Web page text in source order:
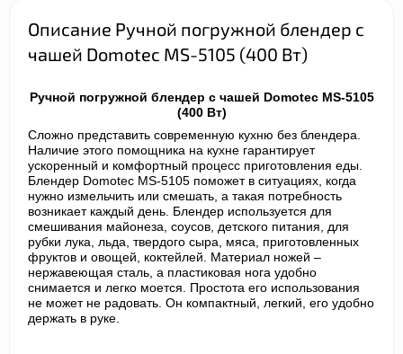
Описание Ручной погружной блендер с
чашей Domotec MS-5105 (400 Вт)
Ручной погружной блендер с чашей Domotec MS-5105
(400 Вт)
Сложно представить современную кухню без блендера.
Наличие этого помощника на кухне гарантирует
ускоренный и комфортный процесс приготовления еды.
Блендер Domotec MS-5105 поможет в ситуациях, когда
нужно измельчить или смешать, а такая потребность
возникает каждый день. Блендер используется для
смешивания майонеза, соусов, детского питания, для
рубки лука, льда, твердого сыра, мяса, приготовленных
фруктов и овощей, коктейлей. Материал ножей –
нержавеющая сталь, а пластиковая нога удобно
снимается и легко моется. Простота его использования
не может не радовать. Он компактный, легкий, его удобно
держать в руке.